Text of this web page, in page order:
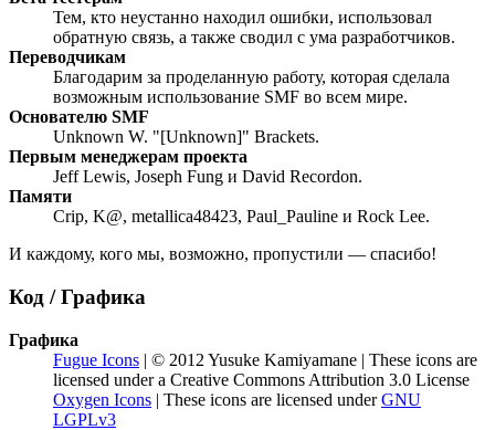
Тем, кто неустанно находил ошибки, использовал
обратную связь, а также сводил с ума разработчиков.
Переводчикам
Благодарим за проделанную работу, которая сделала
возможным использование SMF во всем мире.
Основателю SMF
Unknown W. "[Unknown]" Brackets.
Первым менеджерам проекта
Jeff Lewis, Joseph Fung и David Recordon.
Памяти
Crip, K@, metallica48423, Paul_Pauline и Rock Lee.
И каждому, кого мы, возможно, пропустили — спасибо!
Код / Графика
Графика
Fugue Icons | © 2012 Yusuke Kamiyamane | These icons are
licensed under a Creative Commons Attribution 3.0 License
Oxygen Icons | These icons are licensed underGNU
LGPLv3